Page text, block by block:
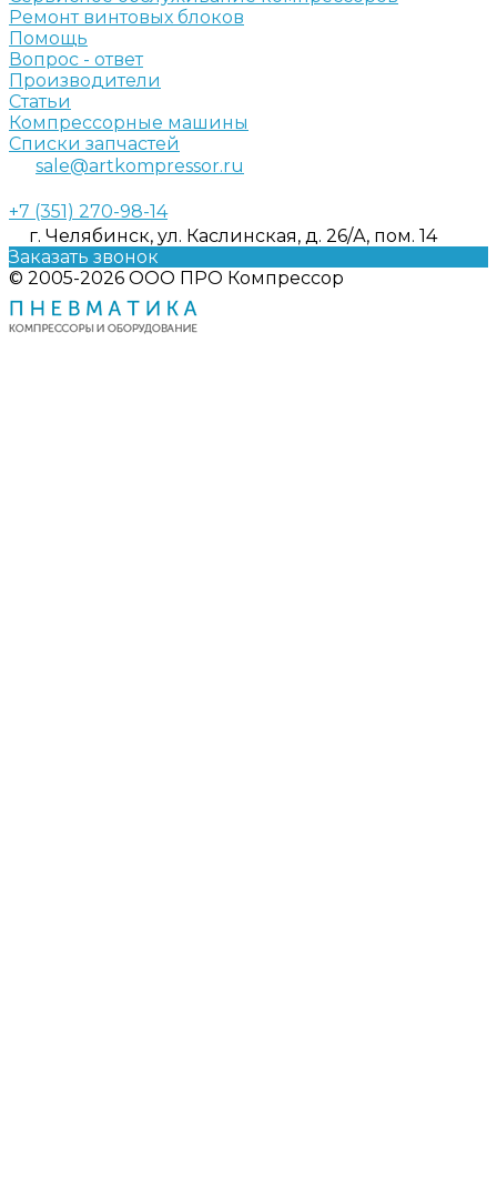
Ремонт винтовых блоков
Помощь
Вопрос - ответ
Производители
Статьи
Компрессорные машины
Списки запчастей
sale@artkompressor.ru
+7 (351) 270-98-14
г. Челябинск, ул. Каслинская, д. 26/А, пом. 14
Заказать звонок
© 2005-2026 ООО ПРО Компрессор